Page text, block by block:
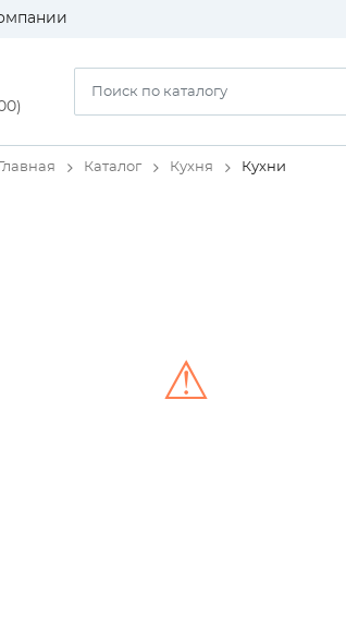
Главная Каталог Кухня Кухни
⚠